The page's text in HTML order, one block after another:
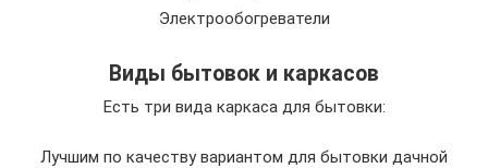
Электрообогреватели
Виды бытовок и каркасов
Есть три вида каркаса для бытовки:
Лучшим по качеству вариантом для бытовки дачной